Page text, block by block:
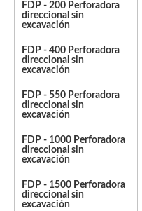
FDP - 200 Perforadora
direccional sin
excavación
FDP - 400 Perforadora
direccional sin
excavación
FDP - 550 Perforadora
direccional sin
excavación
FDP - 1000 Perforadora
direccional sin
excavación
FDP - 1500 Perforadora
direccional sin
excavación